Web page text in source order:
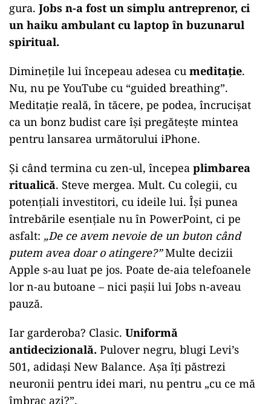
gura. Jobs n-a fost un simplu antreprenor, ci
un haiku ambulant cu laptop în buzunarul
spiritual.
Diminețile lui începeau adesea cu meditație.
Nu, nu pe YouTube cu “guided breathing”.
Meditație reală, în tăcere, pe podea, încrucișat
ca un bonz budist care își pregătește mintea
pentru lansarea următorului iPhone.
Și când termina cu zen-ul, începea plimbarea
ritualică. Steve mergea. Mult. Cu colegii, cu
potențiali investitori, cu ideile lui. Își punea
întrebările esențiale nu în PowerPoint, ci pe
asfalt: „De ce avem nevoie de un buton când
putem avea doar o atingere?”Multe decizii
Apple s-au luat pe jos. Poate de-aia telefoanele
lor n-au butoane – nici pașii lui Jobs n-aveau
pauză.
Iar garderoba? Clasic. Uniformă
antidecizională. Pulover negru, blugi Levi’s
501, adidași New Balance. Așa îți păstrezi
neuronii pentru idei mari, nu pentru „cu ce mă
îmbrac azi?”.